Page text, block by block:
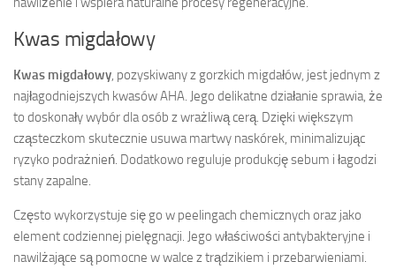
Kwas migdałowy
Kwas migdałowy, pozyskiwany z gorzkich migdałów, jest jednym z
najłagodniejszych kwasów AHA. Jego delikatne działanie sprawia, że
to doskonały wybór dla osób z wrażliwą cerą. Dzięki większym
cząsteczkom skutecznie usuwa martwy naskórek, minimalizując
ryzyko podrażnień. Dodatkowo reguluje produkcję sebum i łagodzi
stany zapalne.
Często wykorzystuje się go w peelingach chemicznych oraz jako
element codziennej pielęgnacji. Jego właściwości antybakteryjne i
nawilżające są pomocne w walce z trądzikiem i przebarwieniami.